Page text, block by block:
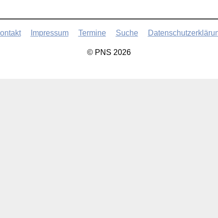
Impressum Termine Suche
© PNS 2026